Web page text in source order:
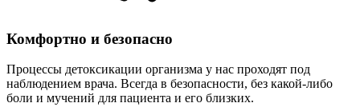
Комфортно и безопасно
Процессы детоксикации организма у нас проходят под
наблюдением врача. Всегда в безопасности, без какой-либо
боли и мучений для пациента и его близких.